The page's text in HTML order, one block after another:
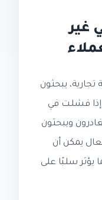
غير
يبحثون
إذا فشلت في
ويبحثون
يمكن أن
يؤثر سلبًا على